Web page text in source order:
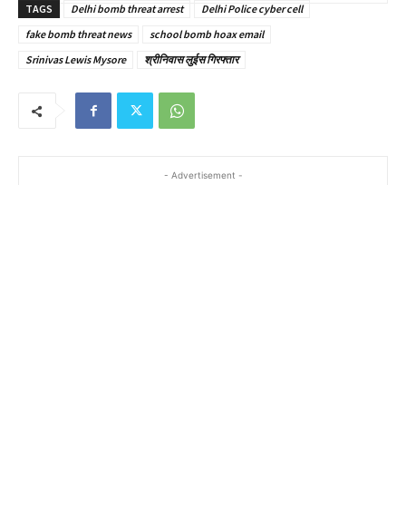
TAGS Delhi bomb threat arrest
Delhi Police cyber cell
fake bomb threat news
school bomb hoax email
Srinivas Lewis Mysore
श्रीनिवास लुईस गिरफ्तार
- Advertisement -